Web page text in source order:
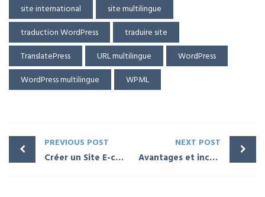
site international
site multilingue
traduction WordPress
traduire site
TranslatePress
URL multilingue
WordPress
WordPress multilingue
WPML
PREVIOUS POST
Créer un Site E-commerce avec WordPress : Guide Complet
NEXT POST
Avantages et inconvénients de l’hébergement WordPress géré